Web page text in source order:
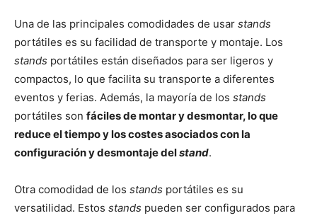
Una de las principales comodidades de usar stands
portátiles es su facilidad de transporte y montaje. Los
stands portátiles están diseñados para ser ligeros y
compactos, lo que facilita su transporte a diferentes
eventos y ferias. Además, la mayoría de los stands
portátiles son fáciles de montar y desmontar, lo que
reduce el tiempo y los costes asociados con la
configuración y desmontaje delstand.
Otra comodidad de los stands portátiles es su
versatilidad. Estos stands pueden ser configurados para